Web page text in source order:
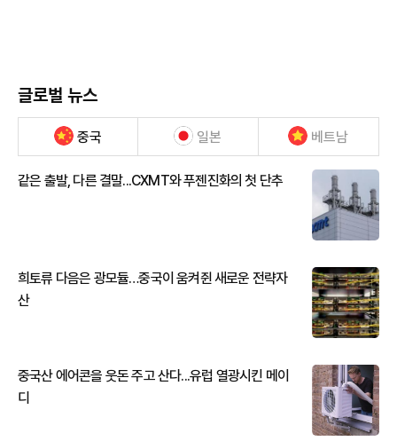
글로벌 뉴스
중국 일본 베트남
같은 출발, 다른 결말...CXMT와 푸젠진화의 첫 단추
희토류 다음은 광모듈…중국이 움켜쥔 새로운 전략자
산
중국산 에어콘을 웃돈 주고 산다...유럽 열광시킨 메이
디